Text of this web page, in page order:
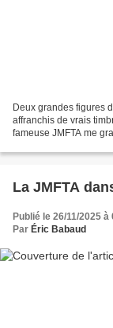
Deux grandes figures
affranchis de vrais
fameuse JMFTA me
La JMFTA
Publié le 26/11/2025 à
Par Éric Babaud